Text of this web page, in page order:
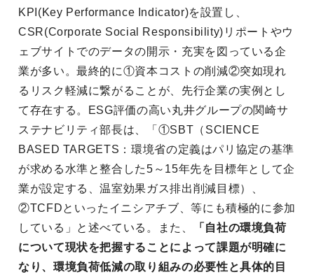
KPI(Key Performance Indicator)を設置し、
CSR(Corporate Social Responsibility)リポートやウ
ェブサイトでのデータの開示・充実を図っている企
業が多い。最終的に①資本コストの削減②突如現れ
るリスク軽減に繋がることが、先行企業の実例とし
て存在する。ESG評価の高い丸井グループの関崎サ
ステナビリティ部長は、「①SBT（SCIENCE
BASED TARGETS：環境省の定義はパリ協定の基準
が求める水準と整合した5～15年先を目標年として企
業が設定する、温室効果ガス排出削減目標）、
②TCFDといったイニシアチブ、等にも積極的に参加
している」と述べている。また、
「自社の環境負荷
について現状を把握することによって課題が明確に
なり、環境負荷低減の取り組みの必要性と具体的目